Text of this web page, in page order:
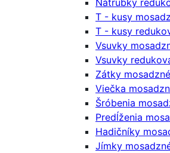
Nátrubky
T - kusy
T - kusy
Vsuvky
Vsuvky
Zátky mosadzné
Viečka
Šróbenia
Predĺženia
Hadičníky
Jímky